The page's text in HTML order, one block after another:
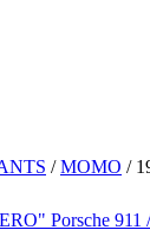
/MOMO /